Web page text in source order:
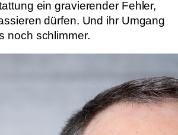
ein gravierender Fehler,
dürfen. Und ihr Umgang
noch schlimmer.